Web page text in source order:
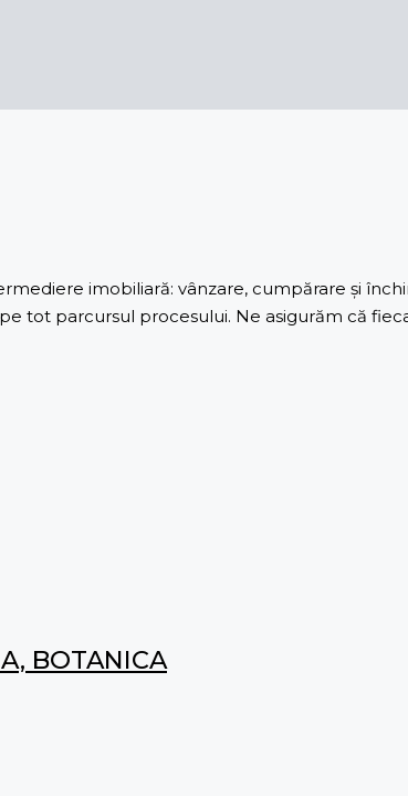
imobiliară: vânzare, cumpărare și
tot parcursul procesului. Ne asigurăm că
BOTANICA